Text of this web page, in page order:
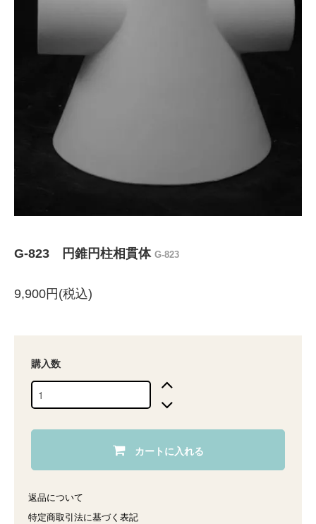
G-823 円錐円柱相貫体 G-823
9,900円(税込)
購入数
カートに入れる
返品について
特定商取引法に基づく表記